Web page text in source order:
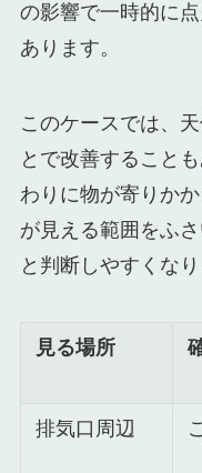
の影響で一時的に
あります。
このケースでは、
とで改善すること
わりに物が寄りか
が見える範囲をふ
と判断しやすくなり
見る場所
排気口周辺